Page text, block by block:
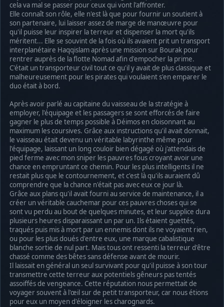
cela va mal se passer pour ceux qui vont l'affronter.
Elle connaît son rôle, elle n'est là que pour fournir un soutient à
son partenaire, lui laisser assez de marge de manœuvre pour
qu'il puisse leur inspirer la terreur et dispenser la mort qu'ils
méritent... Elle se souvint de la fois où ils avaient prit un transport
interplanétaire Haqqislam après une mission sur Bourak pour
rentrer auprès de la flotte Nomad afin d'empocher la prime.
C'était un transporteur civil tout ce qu'il y avait de plus classique et
malheureusement pour les pirates qui voulaient s'en emparer le
duo était à bord.
Après avoir parlé au capitaine du vaisseau de la stratégie à
employer, l'équipage et les passagers se sont efforcés de faire
gagner le plus de temps possible à Déimos en cloisonnant au
maximum les coursives. Grâce aux instructions qu'il avait donnait,
le vaisseau était devenu un véritable labyrinthe même pour
l'équipage, laissant un long couloir bien dégagé où j'attendais de
pied ferme avec mon sniper les pauvres fous croyant avoir une
chance en empruntant ce chemin. Pour les plus intelligents il ne
restait plus que le contournement, et c'est là qu'ils auraient dû
comprendre que la chance n'était pas avec eux ce jour là.
Grâce aux plans qu'il avait fourni au service de maintenance, il a
créer un véritable cauchemar pour ces pauvres choses qui se
sont vu perdu au bout de quelques minutes, et leur supplice dura
plusieurs heures disparaissant un par un. Ils étaient guettés,
traqués puis mis à mort par un ennemis dont ils ne voyaient rien,
ou pour les plus doués d'entre eux, une marque cabalistique
blanche sortie de nul part. Mais tous ont ressenti la terreur d'être
chassé comme des bêtes sans défense avant de mourir.
Il laissait en général un seul survivant pour qu'il puisse à son tour
transmettre cette terreur aux potentiels gêneurs pas tentés
assoiffés de vengeance. Cette réputation nous permettait de
voyager souvent à l'œil sur de petit transporteur, car nous étions
pour eux un moyen d'éloigner les charognards.